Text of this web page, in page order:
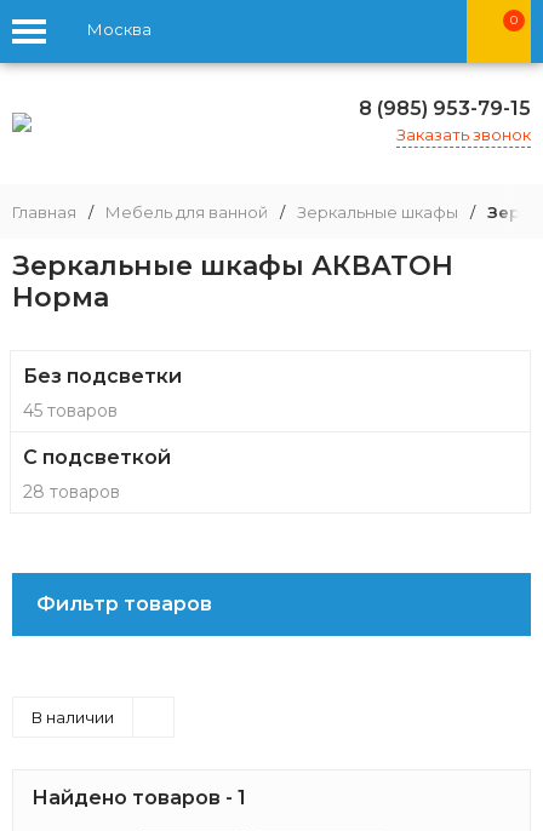
Москва 0
8 (985) 953-79-15
Заказать звонок
Главная / Мебель для ванной / Зеркальные шкафы /
Зеркальные шкафы АКВАТОН
Норма
Без подсветки
45 товаров
С подсветкой
28 товаров
Фильтр товаров
В наличии
Найдено товаров - 1